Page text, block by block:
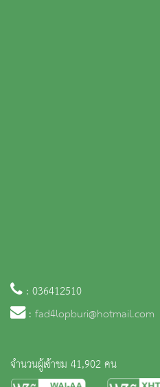
: 036412510
: fad4lopburi@hotmail.com
จำนวนผู้เข้าชม 41,902 คน